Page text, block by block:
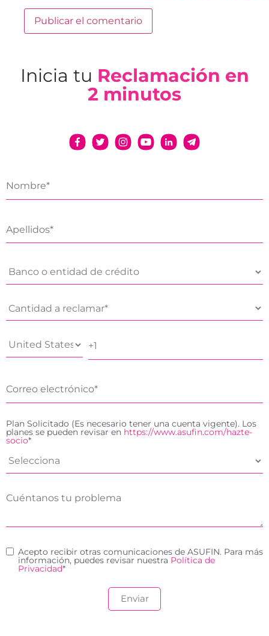
Inicia tu Reclamación en
2 minutos
Plan Solicitado (Es necesario tener una cuenta vigente). Los
planes se pueden revisar en https://www.asufin.com/hazte-
socio*
Acepto recibir otras comunicaciones de ASUFIN. Para más
información, puedes revisar nuestra Política de
Privacidad*